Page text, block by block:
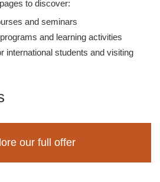
to discover:
and seminars
and learning activities
international students and visiting
our full offer